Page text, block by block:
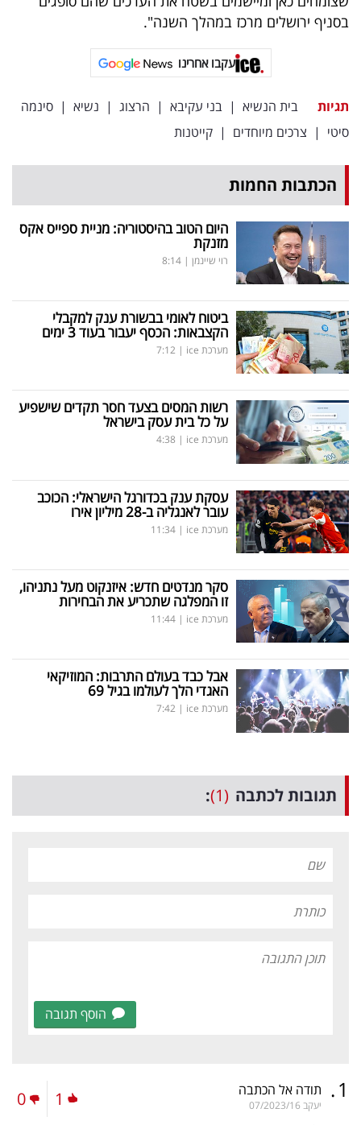
בסניף ירושלים מרכז במהלך השנה".
עקבו אחרינו
תגיות בית הנשיא | בני עקיבא | הרצוג | נשיא | סינמה
סיטי | צרכים מיוחדים | קייטנות
הכתבות החמות
היום הטוב בהיסטוריה: מניית ספייס אקס
מזנקת
רוי שיינמן |
8:14
ביטוח לאומי בבשורת ענק למקבלי
הקצבאות: הכסף יעבור בעוד 3 ימים
מערכת ice |
7:12
רשות המסים בצעד חסר תקדים שישפיע
על כל בית עסק בישראל
מערכת ice |
4:38
עסקת ענק בכדורגל הישראלי: הכוכב
עובר לאנגליה ב-28 מיליון אירו
מערכת ice |
11:34
סקר מנדטים חדש: איזנקוט מעל נתניהו,
זו המפלגה שתכריע את הבחירות
מערכת ice |
11:44
אבל כבד בעולם התרבות: המוזיקאי
האגדי הלך לעולמו בגיל 69
מערכת ice |
7:42
תגובות לכתבה (1)
:
הוסף תגובה
1
. תודה ‏אל הכתבה
יעקב 07/2023/16
1
0